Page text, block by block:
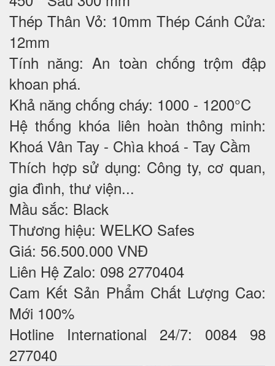
Thép Thân Vỏ: 10mm Thép Cánh Cửa:
12mm
Tính năng: An toàn chống trộm đập
khoan phá.
Khả năng chống cháy: 1000 - 1200°C
Hệ thống khóa liên hoàn thông minh:
Khoá Vân Tay - Chìa khoá - Tay Cầm
Thích hợp sử dụng: Công ty, cơ quan,
gia đình, thư viện...
Mầu sắc: Black
Thương hiệu: WELKO Safes
Giá: 56.500.000 VNĐ
Liên Hệ Zalo: 098 2770404
Cam Kết Sản Phẩm Chất Lượng Cao:
Mới 100%
Hotline International 24/7: 0084 98
277040